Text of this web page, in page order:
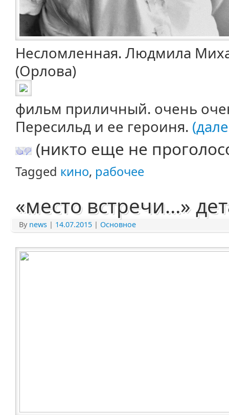
Несломленная. Людмила
(Орлова)
фильм приличный. очень
Пересильд и ее героиня.
(никто еще не
Tagged кино, рабочее
«место встречи…»
By news | 14.07.2015 | Основное